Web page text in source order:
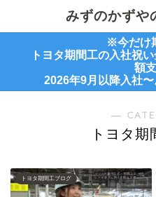
みずのかずや
※今だけ
トヨタ期間工の入社祝
額
2026年9月以降入社
―
トヨタ
トヨタ期間工ブログ